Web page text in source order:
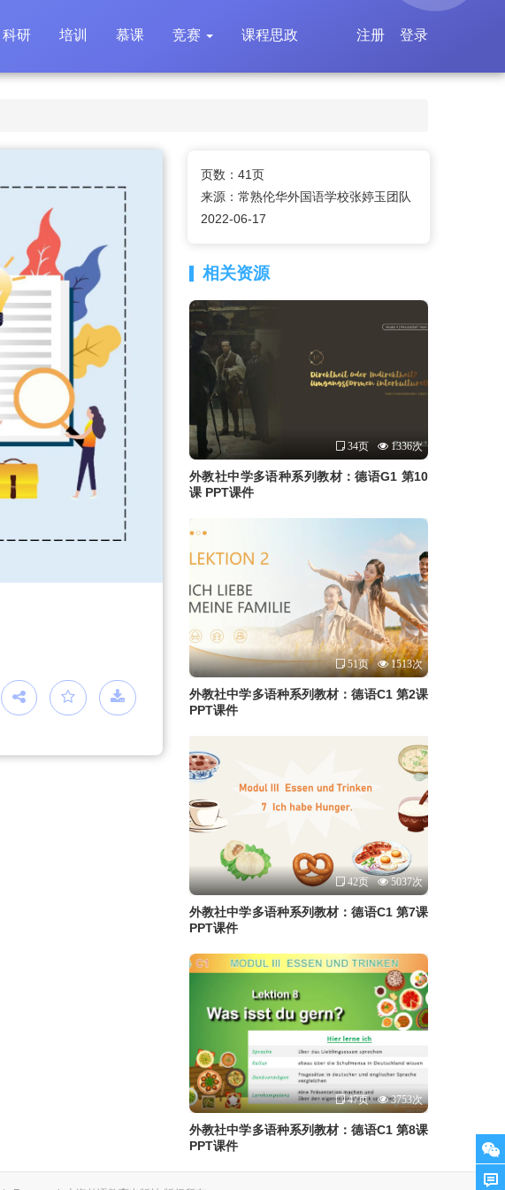
科研 培训 慕课 竞赛 课程思政 登录
注册
页数：41页
来源：常熟伦华外国语学校张婷玉团队
2022-06-17
相关资源
34页 1336次
外教社中学多语种系列教材：德语G1 第10
课 PPT课件
51页 1513次
外教社中学多语种系列教材：德语C1 第2课
PPT课件
42页 5037次
外教社中学多语种系列教材：德语C1 第7课
PPT课件
47页 3753次
外教社中学多语种系列教材：德语C1 第8课
PPT课件